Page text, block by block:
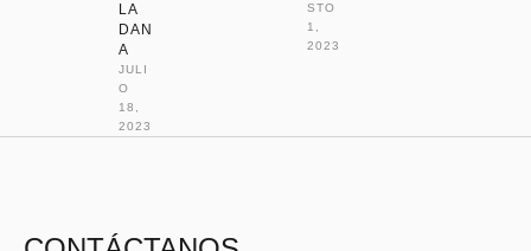
LA
DAN
A
JULI
O
18,
2023
STO
1,
2023